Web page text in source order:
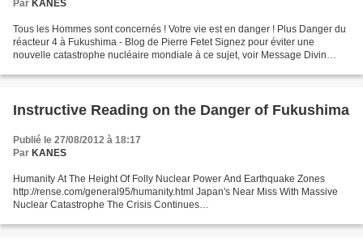
Par KANES
Tous les Hommes sont concernés ! Votre vie est en danger ! Plus Danger du
réacteur 4 à Fukushima - Blog de Pierre Fetet Signez pour éviter une
nouvelle catastrophe nucléaire mondiale à ce sujet, voir Message Divin
Instructive Reading on the Danger of Fukushima
Publié le 27/08/2012 à 18:17
Par KANES
Humanity At The Height Of Folly Nuclear Power And Earthquake Zones
http://rense.com/general95/humanity.html Japan's Near Miss With Massive
Nuclear Catastrophe The Crisis Continues